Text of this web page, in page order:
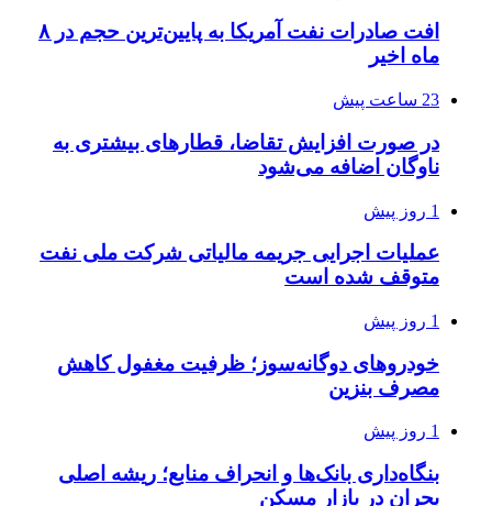
افت صادرات نفت آمریکا به پایین‌ترین حجم در ۸
ماه اخیر
23 ساعت پیش
در صورت افزایش تقاضا، قطارهای بیشتری به
ناوگان اضافه می‌شود
1 روز پیش
عملیات اجرایی جریمه مالیاتی شرکت ملی نفت
متوقف شده است
1 روز پیش
خودروهای دوگانه‌سوز؛ ظرفیت مغفول کاهش
مصرف بنزین
1 روز پیش
بنگاه‌داری بانک‌ها و انحراف منابع؛ ریشه اصلی
بحران در بازار مسکن